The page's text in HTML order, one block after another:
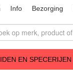
Info Bezorging
EN SPECERIJEN